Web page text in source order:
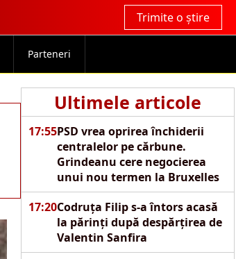
Trimite o știre
Parteneri
Ultimele articole
17:55PSD vrea oprirea închiderii
centralelor pe cărbune.
Grindeanu cere negocierea
unui nou termen la Bruxelles
17:20Codruța Filip s-a întors acasă
la părinți după despărțirea de
Valentin Sanfira